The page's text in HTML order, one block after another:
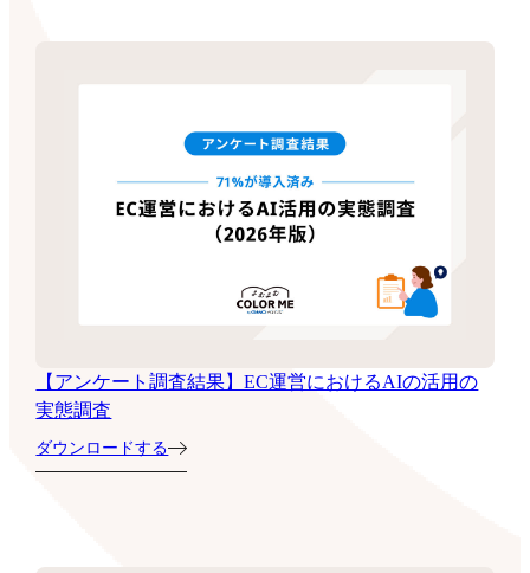
【アンケート調査結果】EC運営におけるAIの活用の
実態調査
ダウンロードする